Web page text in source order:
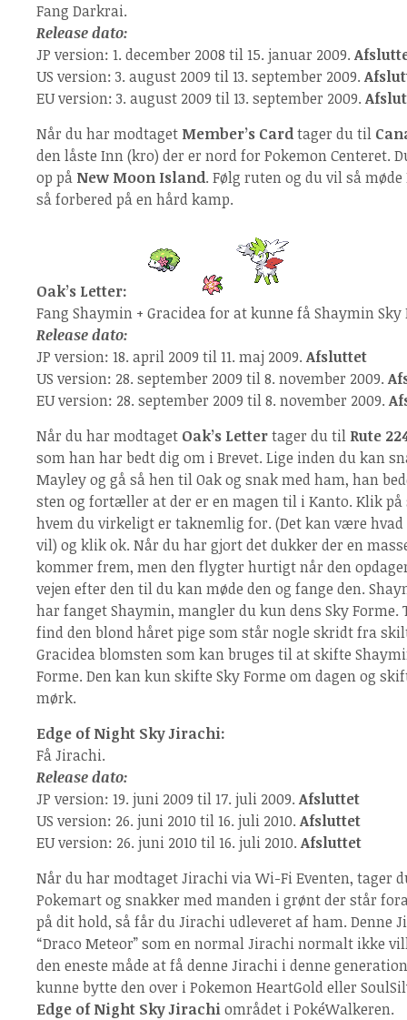
Fang Darkrai.
Release dato:
JP version: 1. december 2008 til 15. januar 2009.
US version: 3. august 2009 til 13. september 2009.
EU version: 3. august 2009 til 13. september 2009.
Når du har modtaget Member’s Cardtager du til
den låste Inn (kro) der er nord for Pokemon Centeret.
op på New Moon Island. Følg ruten og du vil så
så forbered på en hård kamp.
Oak’s Letter:
Fang Shaymin + Gracidea for at kunne få Shaymin Sky
Release dato:
JP version: 18. april 2009 til 11. maj 2009. Afsluttet
US version: 28. september 2009 til 8. november 2009.
EU version: 28. september 2009 til 8. november 2009.
Når du har modtaget Oak’s Lettertager du til Rute
som han har bedt dig om i Brevet. Lige inden du kan
Mayley og gå så hen til Oak og snak med ham, han
sten og fortæller at der er en magen til i Kanto. Klik
hvem du virkeligt er taknemlig for. (Det kan være
vil) og klik ok. Når du har gjort det dukker der en
kommer frem, men den flygter hurtigt når den
vejen efter den til du kan møde den og fange den.
har fanget Shaymin, mangler du kun dens Sky
find den blond håret pige som står nogle skridt fra
Gracidea blomsten som kan bruges til at skifte
Forme. Den kan kun skifte Sky Forme om dagen og
mørk.
Edge of Night Sky Jirachi:
Få Jirachi.
Release dato:
JP version: 19. juni 2009 til 17. juli 2009. Afsluttet
US version: 26. juni 2010 til 16. juli 2010. Afsluttet
EU version: 26. juni 2010 til 16. juli 2010. Afsluttet
Når du har modtaget Jirachi via Wi-Fi Eventen, tager
Pokemart og snakker med manden i grønt der står
på dit hold, så får du Jirachi udleveret af ham. Denne
“Draco Meteor” som en normal Jirachi normalt ikke
den eneste måde at få denne Jirachi i denne
kunne bytte den over i Pokemon HeartGold eller
Edge of Night Sky Jirachiområdet i PokéWalkeren.